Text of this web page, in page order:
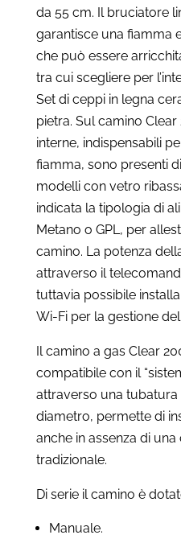
da 55 cm. Il bruciatore
garantisce una fiamma
che può essere
tra cui scegliere per
Set di ceppi in legna
pietra. Sul camino
interne, indispensabili
fiamma, sono presenti
modelli con vetro
indicata la tipologia di
Metano o GPL, per
camino. La potenza
attraverso il
tuttavia possibile
Wi-Fi per la gestione
Il camino a gas Clear
compatibile con il
attraverso una
diametro, permette di
anche in assenza di
tradizionale.
Di serie il camino è
Manuale.